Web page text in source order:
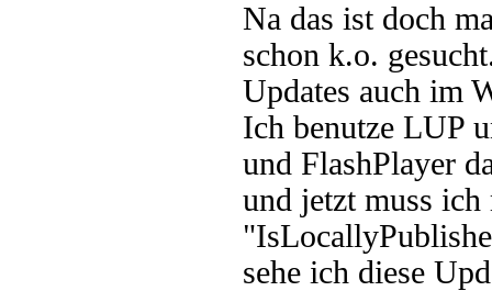
Na das ist doch
schon k.o.
Updates auch im
Ich benutze LUP
und FlashPlayer
und jetzt muss
sehe ich diese